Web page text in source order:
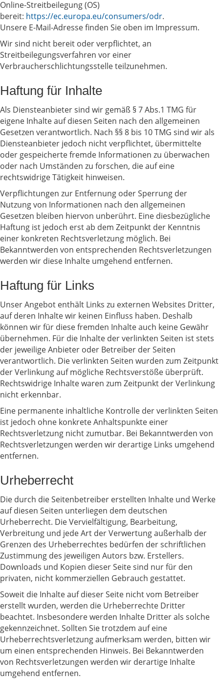
Online-Streitbeilegung (OS)
bereit: https://ec.europa.eu/consumers/odr.
Unsere E-Mail-Adresse finden Sie oben im Impressum.
Wir sind nicht bereit oder verpflichtet, an
Streitbeilegungsverfahren vor einer
Verbraucherschlichtungsstelle teilzunehmen.
Haftung für Inhalte
Als Diensteanbieter sind wir gemäß § 7 Abs.1 TMG für
eigene Inhalte auf diesen Seiten nach den allgemeinen
Gesetzen verantwortlich. Nach §§ 8 bis 10 TMG sind wir als
Diensteanbieter jedoch nicht verpflichtet, übermittelte
oder gespeicherte fremde Informationen zu überwachen
oder nach Umständen zu forschen, die auf eine
rechtswidrige Tätigkeit hinweisen.
Verpflichtungen zur Entfernung oder Sperrung der
Nutzung von Informationen nach den allgemeinen
Gesetzen bleiben hiervon unberührt. Eine diesbezügliche
Haftung ist jedoch erst ab dem Zeitpunkt der Kenntnis
einer konkreten Rechtsverletzung möglich. Bei
Bekanntwerden von entsprechenden Rechtsverletzungen
werden wir diese Inhalte umgehend entfernen.
Haftung für Links
Unser Angebot enthält Links zu externen Websites Dritter,
auf deren Inhalte wir keinen Einfluss haben. Deshalb
können wir für diese fremden Inhalte auch keine Gewähr
übernehmen. Für die Inhalte der verlinkten Seiten ist stets
der jeweilige Anbieter oder Betreiber der Seiten
verantwortlich. Die verlinkten Seiten wurden zum Zeitpunkt
der Verlinkung auf mögliche Rechtsverstöße überprüft.
Rechtswidrige Inhalte waren zum Zeitpunkt der Verlinkung
nicht erkennbar.
Eine permanente inhaltliche Kontrolle der verlinkten Seiten
ist jedoch ohne konkrete Anhaltspunkte einer
Rechtsverletzung nicht zumutbar. Bei Bekanntwerden von
Rechtsverletzungen werden wir derartige Links umgehend
entfernen.
Urheberrecht
Die durch die Seitenbetreiber erstellten Inhalte und Werke
auf diesen Seiten unterliegen dem deutschen
Urheberrecht. Die Vervielfältigung, Bearbeitung,
Verbreitung und jede Art der Verwertung außerhalb der
Grenzen des Urheberrechtes bedürfen der schriftlichen
Zustimmung des jeweiligen Autors bzw. Erstellers.
Downloads und Kopien dieser Seite sind nur für den
privaten, nicht kommerziellen Gebrauch gestattet.
Soweit die Inhalte auf dieser Seite nicht vom Betreiber
erstellt wurden, werden die Urheberrechte Dritter
beachtet. Insbesondere werden Inhalte Dritter als solche
gekennzeichnet. Sollten Sie trotzdem auf eine
Urheberrechtsverletzung aufmerksam werden, bitten wir
um einen entsprechenden Hinweis. Bei Bekanntwerden
von Rechtsverletzungen werden wir derartige Inhalte
umgehend entfernen.